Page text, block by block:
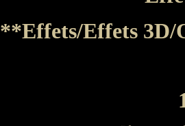
**Effets/Effets 3D/